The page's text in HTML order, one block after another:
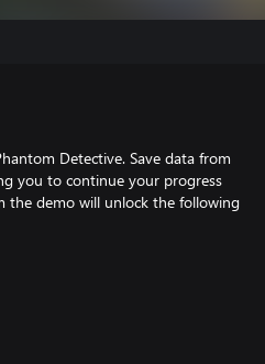
Detective. Save data from
you to continue your progress
the demo will unlock the following